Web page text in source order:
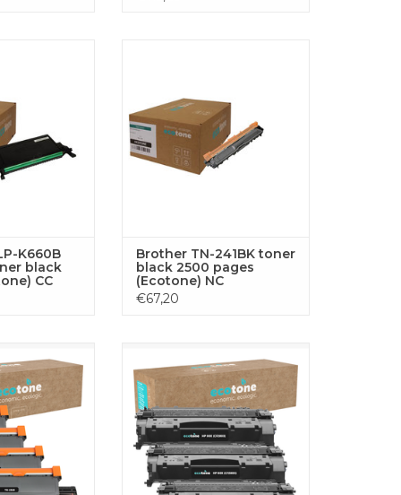
K660B
black
CC
Brother TN-241BK toner
black 2500 pages
(Ecotone) NC
€67,20
4x 2600
goed voor 1x
voor scherpe
Brother printer.
HINZUFÜGEN
schwarz (BL), ausreichend für 3x
6900 Seiten. Optimiert für
scharfe Ausdrucke und
zuverlässige Leistung mit Ihrem
HP-Drucker.